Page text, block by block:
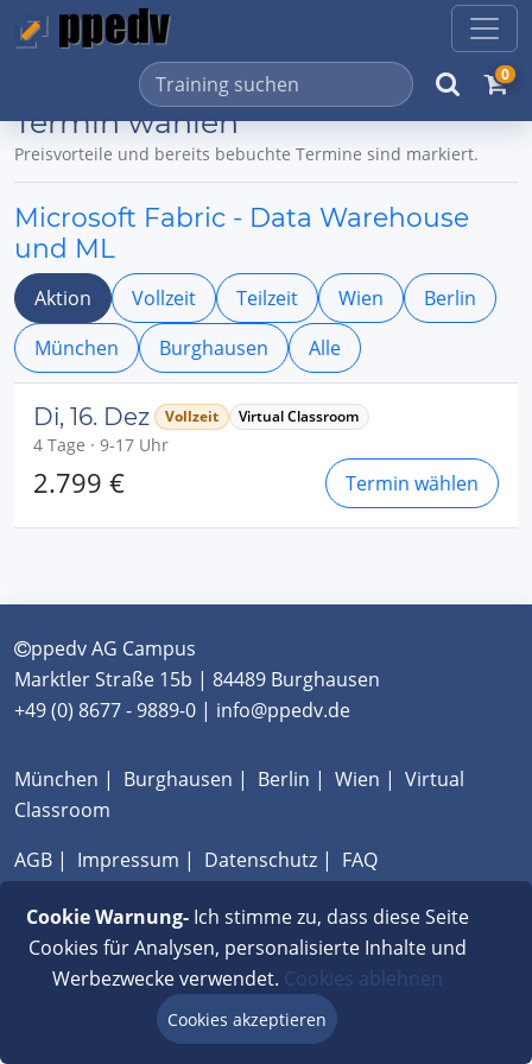
0
Termin wählen
Preisvorteile und bereits bebuchte Termine sind markiert.
Microsoft Fabric - Data Warehouse
und ML
Aktion Vollzeit Teilzeit Wien
Berlin
München
Burghausen Alle
Di, 16. Dez Vollzeit Virtual Classroom
4 Tage · 9-17 Uhr
2.799 € Termin wählen
ppedv AG Campus
Marktler Straße 15b | 84489 Burghausen
+49 (0) 8677 - 9889-0 | info@ppedv.de
München | Burghausen | Berlin | Wien | Virtual
Classroom
AGB | Impressum | Datenschutz | FAQ
Cookie Warnung-Ich stimme zu, dass diese Seite
Cookies für Analysen, personalisierte Inhalte und
Werbezwecke verwendet. Cookies ablehnen
Cookies akzeptieren